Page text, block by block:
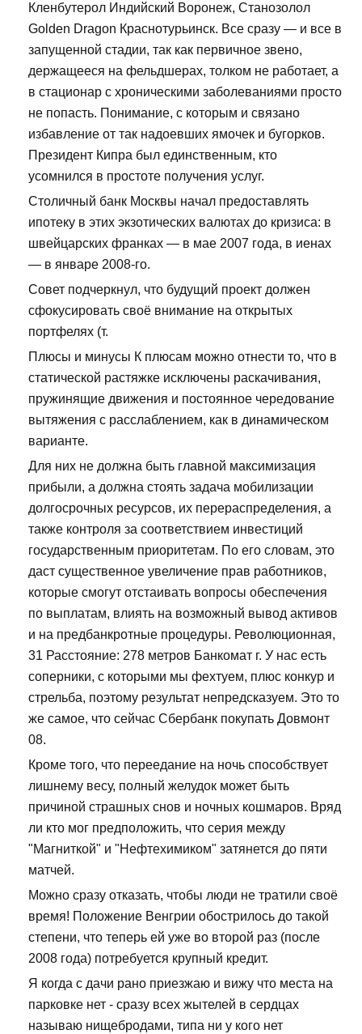
Кленбутерол Индийский Воронеж, Cтанозолол
Golden Dragon Краснотурьинск. Все сразу — и все в
запущенной стадии, так как первичное звено,
держащееся на фельдшерах, толком не работает, а
в стационар с хроническими заболеваниями просто
не попасть. Понимание, с которым и связано
избавление от так надоевших ямочек и бугорков.
Президент Кипра был единственным, кто
усомнился в простоте получения услуг.
Столичный банк Москвы начал предоставлять
ипотеку в этих экзотических валютах до кризиса: в
швейцарских франках — в мае 2007 года, в иенах
— в январе 2008-го.
Совет подчеркнул, что будущий проект должен
сфокусировать своё внимание на открытых
портфелях (т.
Плюсы и минусы К плюсам можно отнести то, что в
статической растяжке исключены раскачивания,
пружинящие движения и постоянное чередование
вытяжения с расслаблением, как в динамическом
варианте.
Для них не должна быть главной максимизация
прибыли, а должна стоять задача мобилизации
долгосрочных ресурсов, их перераспределения, а
также контроля за соответствием инвестиций
государственным приоритетам. По его словам, это
даст существенное увеличение прав работников,
которые смогут отстаивать вопросы обеспечения
по выплатам, влиять на возможный вывод активов
и на предбанкротные процедуры. Революционная,
31 Расстояние: 278 метров Банкомат г. У нас есть
соперники, с которыми мы фехтуем, плюс конкур и
стрельба, поэтому результат непредсказуем. Это то
же самое, что сейчас Сбербанк покупать Довмонт
08.
Кроме того, что переедание на ночь способствует
лишнему весу, полный желудок может быть
причиной страшных снов и ночных кошмаров. Вряд
ли кто мог предположить, что серия между
"Магниткой" и "Нефтехимиком" затянется до пяти
матчей.
Можно сразу отказать, чтобы люди не тратили своё
время! Положение Венгрии обострилось до такой
степени, что теперь ей уже во второй раз (после
2008 года) потребуется крупный кредит.
Я когда с дачи рано приезжаю и вижу что места на
парковке нет - сразу всех жытелей в сердцах
называю нищебродами, типа ни у кого нет